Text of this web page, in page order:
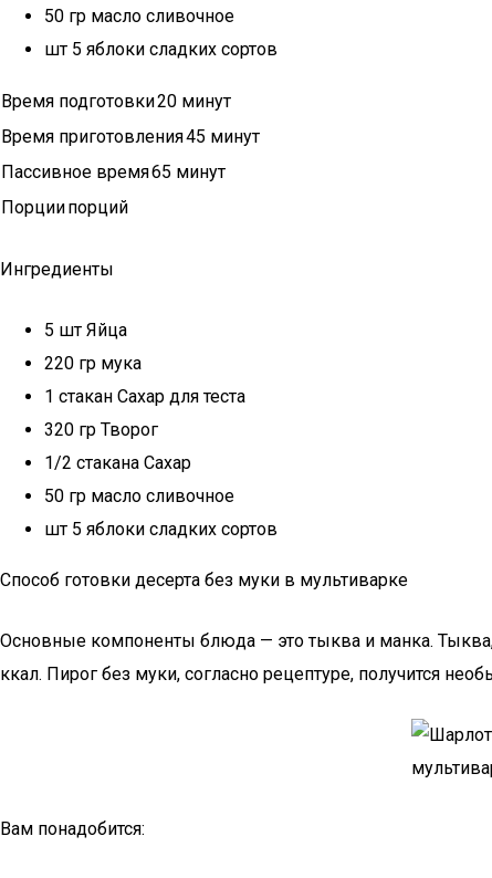
50 гр масло сливочное
шт 5 яблоки сладких сортов
Время подготовки20 минут
Время приготовления45 минут
Пассивное время65 минут
Порциипорций
Ингредиенты
5 шт Яйца
220 гр мука
1 стакан Сахар для теста
320 гр Творог
1/2 стакана Сахар
50 гр масло сливочное
шт 5 яблоки сладких сортов
Способ готовки десерта без муки в мультиварке
Основные компоненты блюда — это тыква и манка. Тыква,
ккал. Пирог без муки, согласно рецептуре, получится
Вам понадобится: